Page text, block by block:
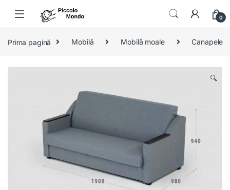
0
Prima pagină Mobilă Mobilă moale Canapele
🔍